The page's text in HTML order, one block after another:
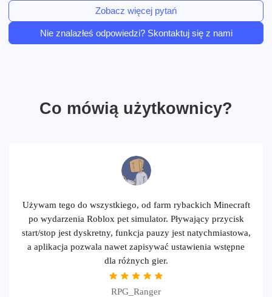
Zobacz więcej pytań
Nie znalazłeś odpowiedzi? Skontaktuj się z nami
Co mówią użytkownicy?
Używam tego do wszystkiego, od farm rybackich Minecraft
po wydarzenia Roblox pet simulator. Pływający przycisk
start/stop jest dyskretny, funkcja pauzy jest natychmiastowa,
a aplikacja pozwala nawet zapisywać ustawienia wstępne
dla różnych gier.
RPG_Ranger